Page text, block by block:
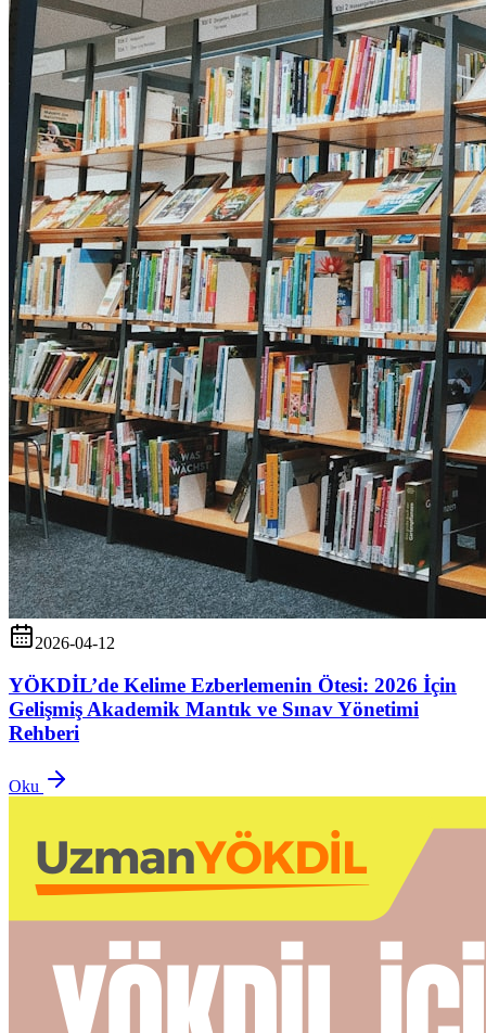
2026-04-12
YÖKDİL’de Kelime Ezberlemenin Ötesi: 2026 İçin
Gelişmiş Akademik Mantık ve Sınav Yönetimi
Rehberi
Oku